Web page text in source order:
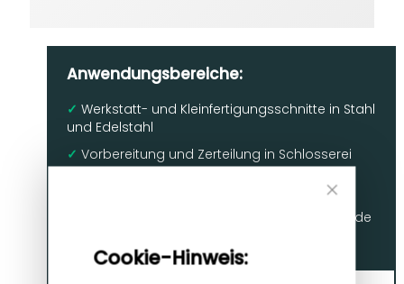
Close
Cookie
Cookie-Hinweis:
Anwendungsbereiche:
✓ Werkstatt- und Kleinfertigungsschnitte in Stahl
und Edelstahl
✓ Vorbereitung und Zerteilung in Schlosserei
und Instandhaltung
Aluminium- oder Leichtmetallschnitte bei
Bedienung mit entsprechendem Gas/Elektrode